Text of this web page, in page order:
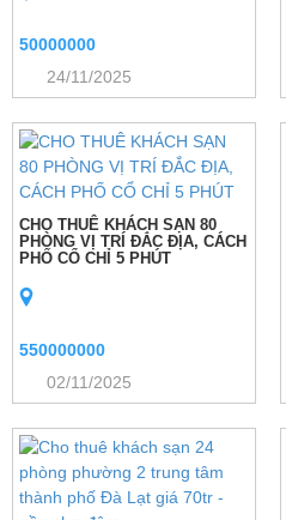
50000000
24/11/2025
CHO THUÊ KHÁCH SẠN 80
PHÒNG VỊ TRÍ ĐẮC ĐỊA, CÁCH
PHỐ CỔ CHỈ 5 PHÚT
550000000
02/11/2025